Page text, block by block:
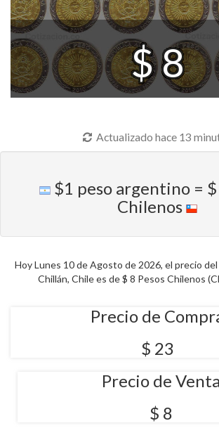
$ 8
Actualizado hace 13
$1 peso argentino = $
Chilenos
Hoy Lunes 10 de Agosto de 2026, el precio
Chillán, Chile es de $ 8 Pesos Chilenos
Precio de
$ 23
Precio de Venta
$ 8